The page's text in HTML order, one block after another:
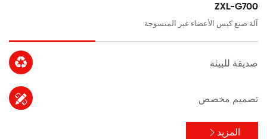
ZXL-G700
آلة صنع كيس الأعضاء غير المنسوجة
 صديقة للبيئة
 تصميم مخصص
المزيد 